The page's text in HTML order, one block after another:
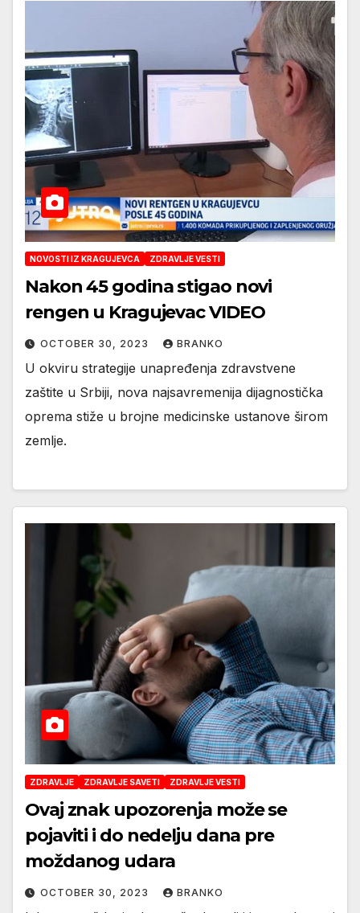
NOVOSTI IZ KRAGUJEVCA ZDRAVLJE VESTI
Nakon 45 godina stigao novi
rengen u Kragujevac VIDEO
OCTOBER 30, 2023 BRANKO
U okviru strategije unapređenja zdravstvene
zaštite u Srbiji, nova najsavremenija dijagnostička
oprema stiže u brojne medicinske ustanove širom
zemlje.
ZDRAVLJE ZDRAVLJE SAVETI ZDRAVLJE VESTI
Ovaj znak upozorenja može se
pojaviti i do nedelju dana pre
moždanog udara
OCTOBER 30, 2023 BRANKO